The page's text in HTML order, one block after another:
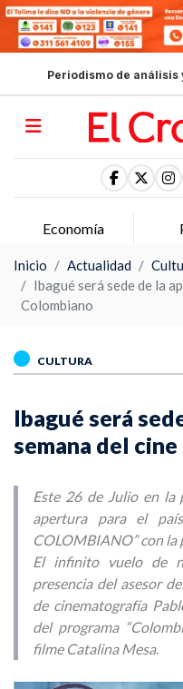
Periodismo de análisis
Política
Inicio Actualidad
Ibagué será sede de la
Colombiano
CULTURA
Ibagué será
semana del
Este 26 de Julio en la
apertura para el
COLOMBIANO” con la
El infinito vuelo de
presencia del asesor
de cinematografía
del programa
filme Catalina Mesa.